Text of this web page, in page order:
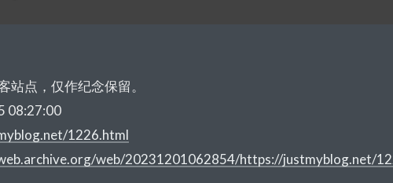
站点，仅作纪念保留。
08:27:00
1226.html
web/20231201062854/https://justmyblog.net/